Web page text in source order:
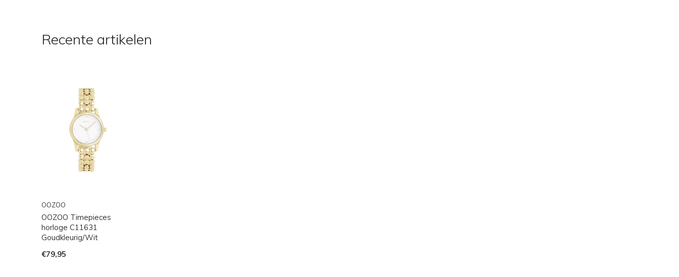
Recente artikelen
OOZOO
OOZOO Timepieces
horloge C11631
Goudkleurig/Wit
€79,95